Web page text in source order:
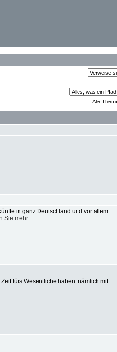
in ganz Deutschland und vor allem
Sie mehr
fürs Wesentliche haben: nämlich mit